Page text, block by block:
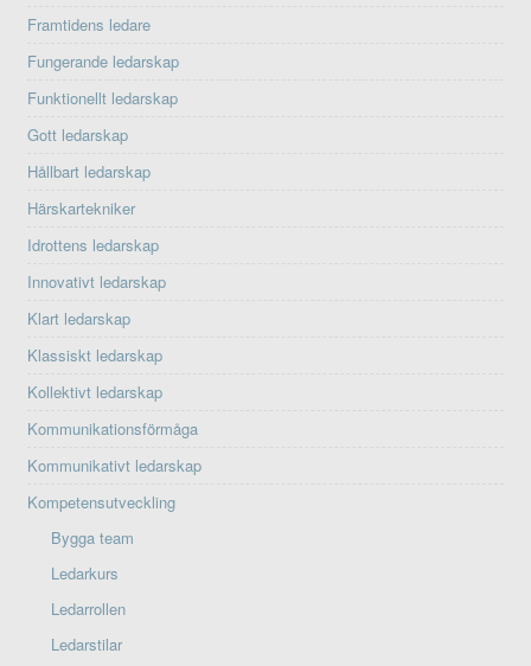
Framtidens ledare
Fungerande ledarskap
Funktionellt ledarskap
Gott ledarskap
Hållbart ledarskap
Härskartekniker
Idrottens ledarskap
Innovativt ledarskap
Klart ledarskap
Klassiskt ledarskap
Kollektivt ledarskap
Kommunikationsförmåga
Kommunikativt ledarskap
Kompetensutveckling
Bygga team
Ledarkurs
Ledarrollen
Ledarstilar